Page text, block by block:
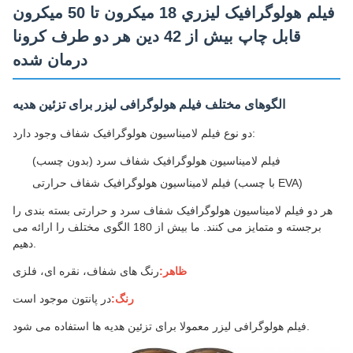
فيلم هولوگرافيک ليزري 18 ميکرون تا 50 ميکرون
قابل چاپ بيش از 42 دين هر دو طرف کرونا
درمان شده
الگوهای مختلف فیلم هولوگرافی لیزر برای تزئین هدیه
دو نوع فیلم لامیناسیون هولوگرافیک شفاف وجود دارد:
فیلم لامیناسیون هولوگرافیک شفاف سرد (بدون چسب)
فیلم لامیناسیون هولوگرافیک شفاف حرارتی (با چسب EVA)
هر دو فیلم لامیناسیون هولوگرافیک شفاف سرد و حرارتی بسته بندی را
برجسته و متمایز می کنند. ما بیش از 180 الگوی مختلف را ارائه می
ظاهر:رنگ های شفاف، نقره ای، فلزی
رنگ:در پانتون موجود است